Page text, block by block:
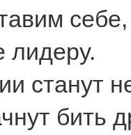
лидеру.
станут
бить